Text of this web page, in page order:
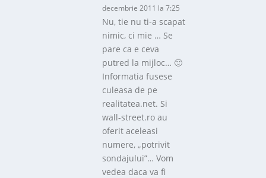
decembrie 2011 la 7:25
Nu, tie nu ti-a scapat
nimic, ci mie … Se
pare ca e ceva
putred la mijloc… 🙂
Informatia fusese
culeasa de pe
realitatea.net. Si
wall-street.ro au
oferit aceleasi
numere, „potrivit
sondajului”… Vom
vedea daca va fi